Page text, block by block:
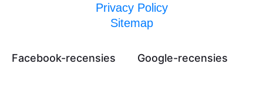
Privacy Policy
Sitemap
Facebook-recensies Google-recensies